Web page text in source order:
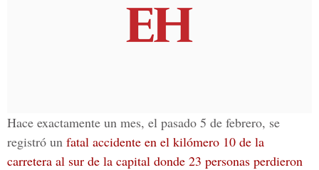
Hace exactamente un mes, el pasado 5 de febrero, se
registró un fatal accidente en el kilómero 10 de la
carretera al sur de la capital donde 23 personas perdieron